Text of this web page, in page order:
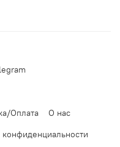
Оплата
О нас
конфиденциальности